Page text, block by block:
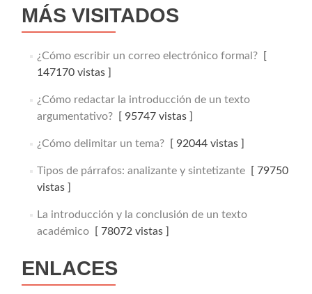
MÁS VISITADOS
¿Cómo escribir un correo electrónico formal?[
147170 vistas ]
¿Cómo redactar la introducción de un texto
argumentativo?[ 95747 vistas ]
¿Cómo delimitar un tema?[ 92044 vistas ]
Tipos de párrafos: analizante y sintetizante[ 79750
vistas ]
La introducción y la conclusión de un texto
académico[ 78072 vistas ]
ENLACES